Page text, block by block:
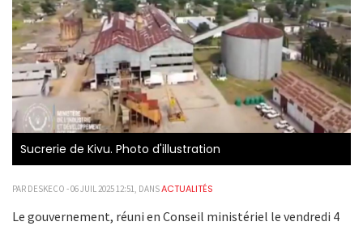
Sucrerie de Kivu. Photo d'illustration
PAR DESKECO - 06 JUIL 2025 12:51, DANSACTUALITÉS
Le gouvernement, réuni en Conseil ministériel le vendredi 4